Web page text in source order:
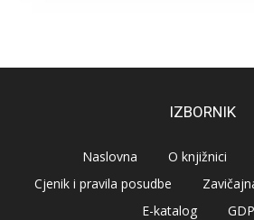
IZBORNIK
Naslovna O knjižnici
Cjenik i pravila posudbe
E-katalog